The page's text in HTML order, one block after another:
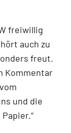
freiwillig
auch zu
freut.
Kommentar
und die